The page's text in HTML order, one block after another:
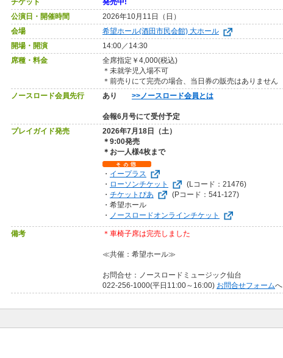
チケット
発売中!
公演日・開催時間
2026年10月11日（日）
会場
希望ホール(酒田市民会館) 大ホール
開場・開演
14:00／14:30
席種・料金
全席指定￥4,000(税込)
＊未就学児入場不可
＊前売りにて完売の場合、当日券の販売はありません
ノースロード会員先行
あり >>ノースロード会員とは
会報6月号にて受付予定
プレイガイド発売
2026年7月18日（土）
＊9:00発売
＊お一人様4枚まで
・ イープラス
・ ローソンチケット
(Lコード：21476)
・ チケットぴあ
(Pコード：541-127)
・希望ホール
・ ノースロードオンラインチケット
備考 ＊車椅子席は完売しました
≪共催：希望ホール≫
お問合せ：ノースロードミュージック仙台
022-256-1000(平日11:00～16:00) お問合せフォームへ